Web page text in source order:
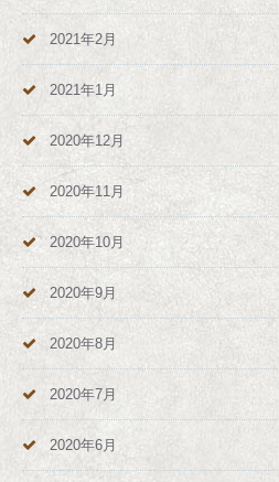
2021年2月
2021年1月
2020年12月
2020年11月
2020年10月
2020年9月
2020年8月
2020年7月
2020年6月